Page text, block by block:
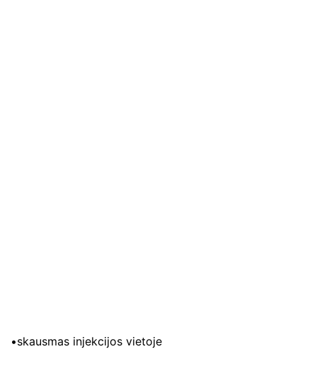
•skausmas injekcijos vietoje